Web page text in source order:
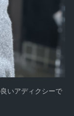
いアディクシーで